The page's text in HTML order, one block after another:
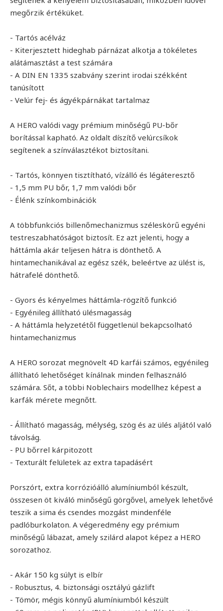
megőrzik értéküket.
- Tartós acélváz
- Kiterjesztett hideghab párnázat alkotja a tökéletes
alátámasztást a test számára
- A DIN EN 1335 szabvány szerint irodai székként
tanúsított
- Velúr fej- és ágyékpárnákat tartalmaz
A HERO valódi vagy prémium minőségű PU-bőr
borítással kapható. Az oldalt díszítő velúrcsíkok
segítenek a színválasztékot biztosítani.
- Tartós, könnyen tisztítható, vízálló és légáteresztő
- 1,5 mm PU bőr, 1,7 mm valódi bőr
- Élénk színkombinációk
A többfunkciós billenőmechanizmus széleskörű egyéni
testreszabhatóságot biztosít. Ez azt jelenti, hogy a
háttámla akár teljesen hátra is dönthető. A
hintamechanikával az egész szék, beleértve az ülést is,
hátrafelé dönthető.
- Gyors és kényelmes háttámla-rögzítő funkció
- Egyénileg állítható ülésmagasság
- A háttámla helyzetétől függetlenül bekapcsolható
hintamechanizmus
A HERO sorozat megnövelt 4D karfái számos, egyénileg
állítható lehetőséget kínálnak minden felhasználó
számára. Sőt, a többi Noblechairs modellhez képest a
karfák mérete megnőtt.
- Állítható magasság, mélység, szög és az ülés aljától való
távolság.
- PU bőrrel kárpitozott
- Texturált felületek az extra tapadásért
Porszórt, extra korrózióálló alumíniumból készült,
összesen öt kiváló minőségű görgővel, amelyek lehetővé
teszik a sima és csendes mozgást mindenféle
padlóburkolaton. A végeredmény egy prémium
minőségű lábazat, amely szilárd alapot képez a HERO
sorozathoz.
- Akár 150 kg súlyt is elbír
- Robusztus, 4. biztonsági osztályú gázlift
- Tömör, mégis könnyű alumíniumból készült